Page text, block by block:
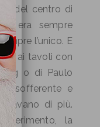
del centro di
era sempre
l’unico. E
ai tavoli con
o di Paulo
insofferente e
di più.
la